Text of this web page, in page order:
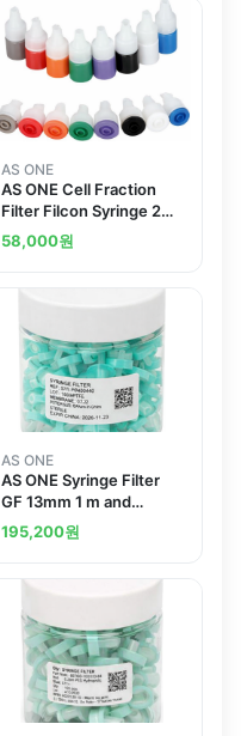
AS ONE
AS ONE Cell Fraction
Filter Filcon Syringe 20
mand others
58,000원
AS ONE
AS ONE Syringe Filter
GF 13mm 1 m and
others
195,200원